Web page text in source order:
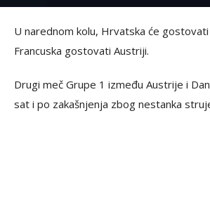
U narednom kolu, Hrvatska će
Francuska gostovati Austriji.
Drugi meč Grupe 1 između Austrije i
sat i po zakašnjenja zbog nestanka